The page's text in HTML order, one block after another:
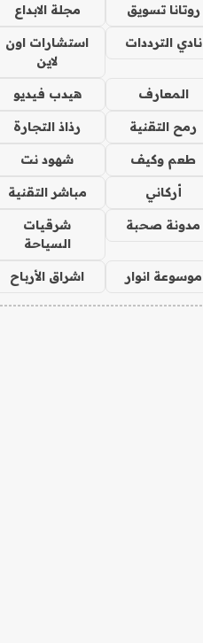
روتانا تسويق مجلة الابداع
نادي الترددات
استشارات اون
لاين
المعارف هيدب فيديو
رمح التقنية رذاذ التجارة
طعم وكيف شهود نت
أركاني مباشر التقنية
مدونة صحبة
شرقيات
السياحة
موسوعة انوار اشراق الأرباح